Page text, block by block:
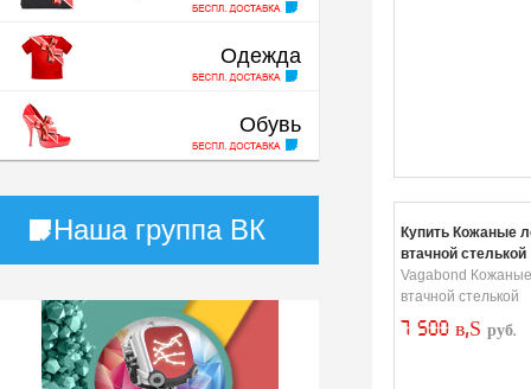
Одежда
Обувь
Наша группа ВК
Купить Кожаные
втачной стелькой
Vagabond
втачной стелькой
7 500 в‚Ѕ руб.